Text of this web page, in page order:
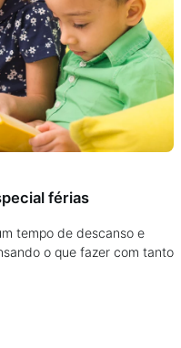
férias
tempo de descanso e
o que fazer com tanto